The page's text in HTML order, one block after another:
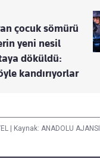
çocuk sömürü
yeni nesil
döküldü:
kandırıyorlar
| Kaynak: ANADOLU AJANSI